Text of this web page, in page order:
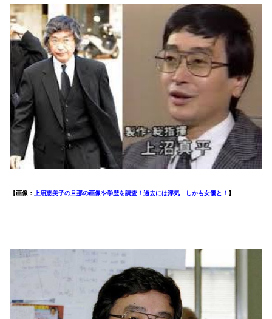
【画像： 上沼恵美子の旦那の画像や学歴を調査！過去には浮気…しかも女優と！ 】